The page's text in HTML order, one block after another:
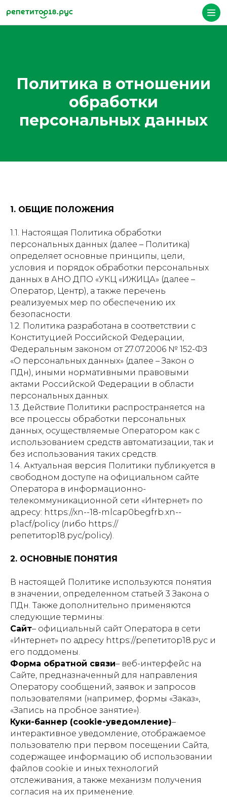
Политика в отношении
обработки
персональных данных
1. ОБЩИЕ ПОЛОЖЕНИЯ
1.1. Настоящая Политика обработки
персональных данных (далее – Политика)
определяет основные принципы, цели,
условия и порядок обработки персональных
данных в АНО ДПО «УКЦ «ИЖИЦА» (далее –
Оператор, Центр), а также перечень
реализуемых мер по обеспечению их
безопасности.
1.2. Политика разработана в соответствии с
Конституцией Российской Федерации,
Федеральным законом от 27.07.2006 № 152-ФЗ
«О персональных данных» (далее – Закон о
ПДн), иными нормативными правовыми
актами Российской Федерации в области
персональных данных.
1.3. Действие Политики распространяется на
все процессы обработки персональных
данных, осуществляемые Оператором как с
использованием средств автоматизации, так и
без использования таких средств.
1.4. Актуальная версия Политики публикуется в
свободном доступе на официальном сайте
Оператора в информационно-
телекоммуникационной сети «Интернет» по
адресу: https://xn--18-mlcap0begfrb.xn--
p1acf/policy (либо https://
репетитор18.рус/policy).
2. ОСНОВНЫЕ ПОНЯТИЯ
В настоящей Политике используются понятия
в значении, определенном статьей 3 Закона о
ПДн. Также дополнительно применяются
следующие термины:
Сайт– официальный сайт Оператора в сети
«Интернет» по адресу https://репетитор18.рус и
его поддомены.
Форма обратной связи– веб-интерфейс на
Сайте, предназначенный для направления
Оператору сообщений, заявок и запросов
пользователями (например, формы «Заказ»,
«Запись на пробное занятие»).
Куки-баннер (cookie-уведомление)–
интерактивное уведомление, отображаемое
пользователю при первом посещении Сайта,
содержащее информацию об использовании
файлов cookie и иных технологий
отслеживания, а также механизм получения
согласия на их применение.